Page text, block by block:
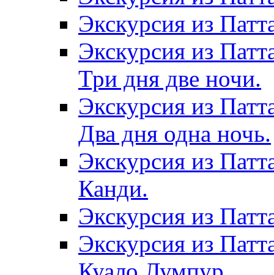
Экскурсия из
Экскурсия из
Три дня две ночи.
Экскурсия из
Два дня одна ночь.
Экскурсия из
Канди.
Экскурсия из
Экскурсия из